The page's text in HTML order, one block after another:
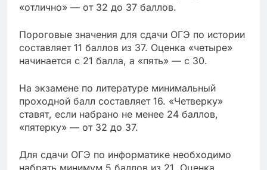
«отлично» — от 32 до 37 баллов.
Пороговые значения для сдачи ОГЭ по истории
составляет 11 баллов из 37. Оценка «четыре»
начинается с 21 балла, а «пять» — с 30.
На экзамене по литературе минимальный
проходной балл составляет 16. «Четверку»
ставят, если набрано не менее 24 баллов,
«пятерку» — от 32 до 37.
Для сдачи ОГЭ по информатике необходимо
набрать минимум 5 баллов из 21. Оценка